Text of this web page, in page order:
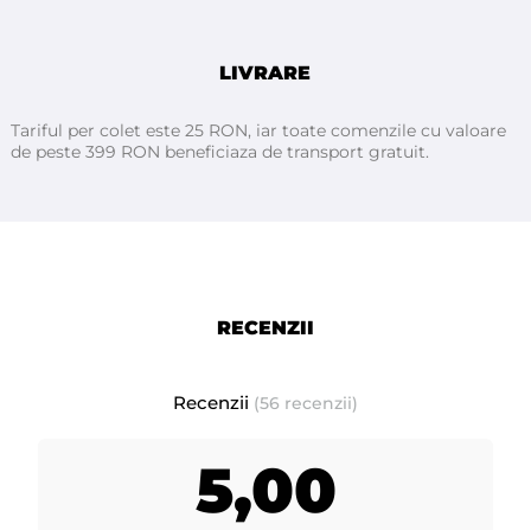
LIVRARE
Tariful per colet este 25 RON, iar toate comenzile cu valoare
de peste 399 RON beneficiaza de transport gratuit.
RECENZII
Recenzii (56 recenzii)
5,00